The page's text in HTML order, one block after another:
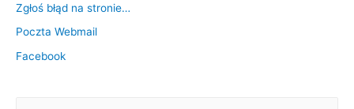
Zgłoś błąd na stronie…
Poczta Webmail
Facebook